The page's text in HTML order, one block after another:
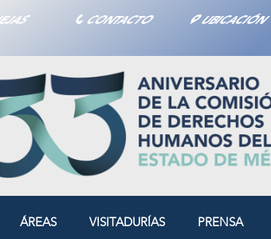
CONTACTO UBICACIÓN
ÁREAS VISITADURÍAS PRENSA